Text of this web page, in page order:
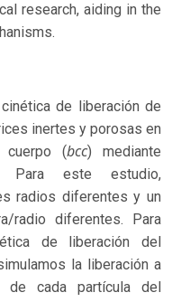
research, aiding in the
de liberación de
inertes y porosas en
cuerpo (bcc) mediante
Para este estudio,
radios diferentes y un
radio diferentes. Para
de liberación del
la liberación a
de cada partícula del